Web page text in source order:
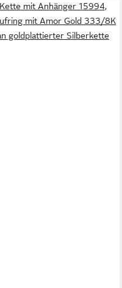
Kette mit Anhänger 15994,
mit Amor Gold 333/8K
goldplattierter Silberkette